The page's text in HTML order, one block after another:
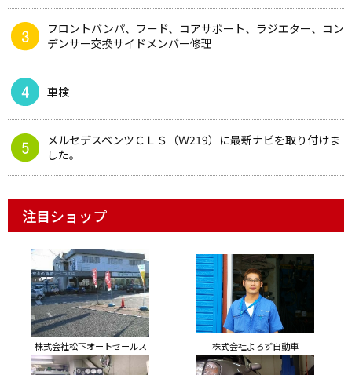
注目ショップ
株式会社松下オートセールス 株式会社よろず自動車
フロントバンパ、フード、コアサポート、ラジエター、コン
デンサー交換サイドメンバー修理
車検
メルセデスベンツＣＬＳ（Ｗ219）に最新ナビを取り付けま
した。